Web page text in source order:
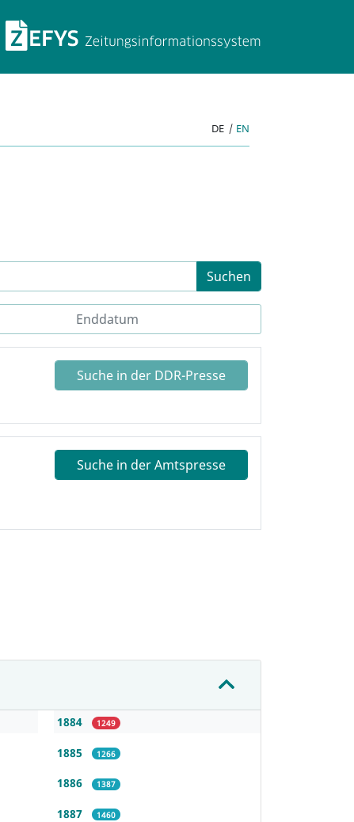
ZEFYS
DE | EN
Suchen
Suche in der DDR-Presse
Suche in der Amtspresse
1884 1249
1885 1266
1886 1387
1887 1460